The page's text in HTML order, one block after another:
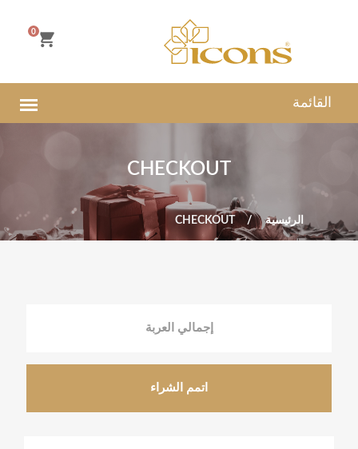
0
CHECKOUT
الرئيسية CHECKOUT
إجمالي العربة
اتمم الشراء